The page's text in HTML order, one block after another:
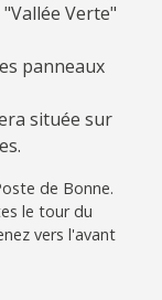
Verte"
panneaux
située sur
de Bonne.
le tour du
vers l'avant